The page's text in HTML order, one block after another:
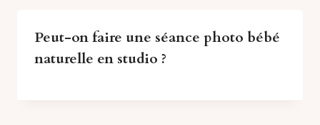
Peut-on faire une séance photo bébé
naturelle en studio ?